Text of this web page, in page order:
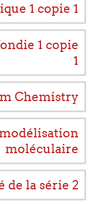
1 copie 1
1 copie
1
Chemistry
moléculaire
de la série 2